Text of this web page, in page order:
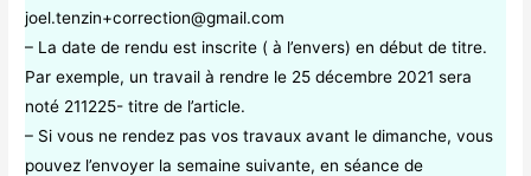
joel.tenzin+correction@gmail.com
– La date de rendu est inscrite ( à l’envers) en début de titre.
Par exemple, un travail à rendre le 25 décembre 2021 sera
noté 211225- titre de l’article.
– Si vous ne rendez pas vos travaux avant le dimanche, vous
pouvez l’envoyer la semaine suivante, en séance de